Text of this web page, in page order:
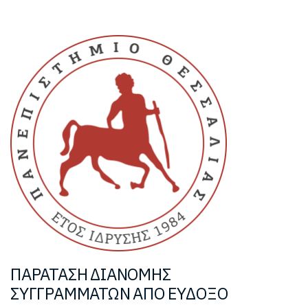
ΠΑΡΑΤΑΣΗ ΔΙΑΝΟΜΗΣ
ΣΥΓΓΡΑΜΜΑΤΩΝ ΑΠΟ ΕΥΔΟΞΟ